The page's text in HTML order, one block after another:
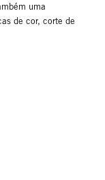
uma
de cor, corte de